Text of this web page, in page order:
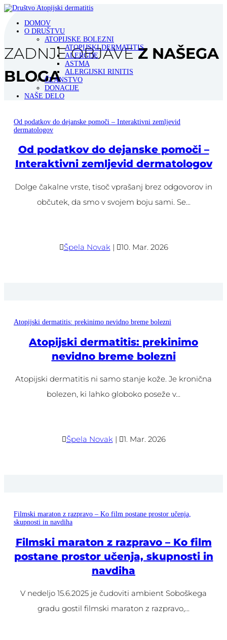
DOMOV
O DRUŠTVU
ATOPIJSKE BOLEZNI
ATOPIJSKI DERMATITIS
ALERGIJE
ASTMA
ALERGIJSKI RINITIS
ČLANSTVO
DONACIJE
NAŠE DELO
VPRAŠAJ STROKOVNJAKA
KONTAKT
SELECT PAGE
ZADNJE OBJAVEZ NAŠEGA
BLOGA
Od podatkov do dejanske pomoči – Interaktivni zemljevid
dermatologov
Od podatkov do dejanske pomoči –
Interaktivni zemljevid dermatologov
Dolge čakalne vrste, tisoč vprašanj brez odgovorov in
občutek, da smo v svojem boju sami. Se...
Špela Novak | 10. Mar. 2026
Atopijski dermatitis: prekinimo nevidno breme bolezni
Atopijski dermatitis: prekinimo
nevidno breme bolezni
Atopijski dermatitis ni samo stanje kože. Je kronična
bolezen, ki lahko globoko poseže v...
Špela Novak | 1. Mar. 2026
Filmski maraton z razpravo – Ko film postane prostor učenja,
skupnosti in navdiha
Filmski maraton z razpravo – Ko film
postane prostor učenja, skupnosti in
navdiha
V nedeljo 15.6.2025 je čudoviti ambient Soboškega
gradu gostil filmski maraton z razpravo,...